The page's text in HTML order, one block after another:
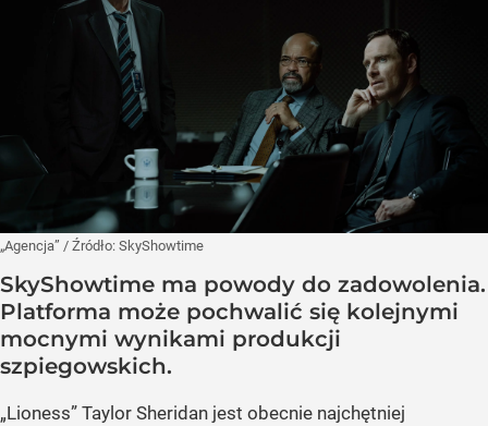
„Agencja” / Źródło: SkyShowtime
SkyShowtime ma powody do zadowolenia.
Platforma może pochwalić się kolejnymi
mocnymi wynikami produkcji
szpiegowskich.
„Lioness” Taylor Sheridan jest obecnie najchętniej